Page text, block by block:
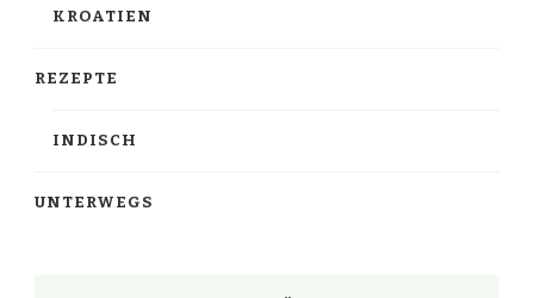
KROATIEN
REZEPTE
INDISCH
UNTERWEGS